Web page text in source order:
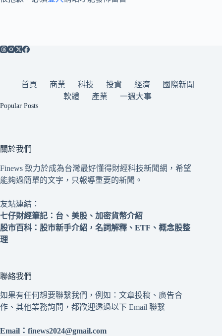
首頁 商業 科技 投資 經濟
國際新聞
軟體
產業 一週大事
Popular Posts
關於我們
Finews 致力於成為台灣最好懂得財經科技新聞網，希望
能夠過簡單的文字，只報導重要的新聞。
友站連結：
七仔財經筆記 ：台、美股、加密貨幣介紹
股市百科 ：股市新手介紹，名詞解釋、ETF、概念股整
理
聯絡我們
如果有任何想要聯繫我們，例如：文章投稿、廣告合
作、其他業務詢問，都歡迎透過以下 Email 聯繫
Email： finews2024@gmail.com